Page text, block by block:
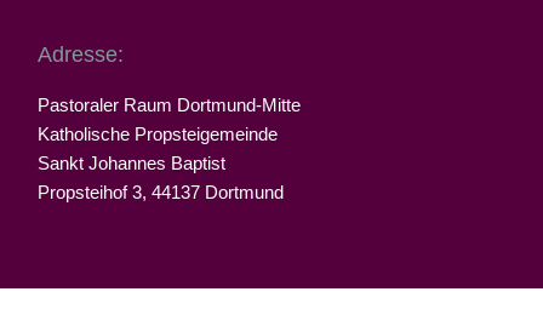
Adresse:
Pastoraler Raum Dortmund-Mitte
Katholische Propsteigemeinde
Sankt Johannes Baptist
Propsteihof 3, 44137 Dortmund